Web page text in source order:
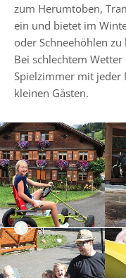
zum Herumtoben,
ein und bietet im
oder Schneehöhlen zu
Bei schlechtem
Spielzimmer mit jeder
kleinen Gästen.